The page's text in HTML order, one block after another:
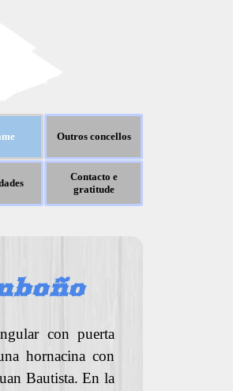
Outros concellos
Contacto e
gratitude
con puerta
hornacina con
Bautista. En la